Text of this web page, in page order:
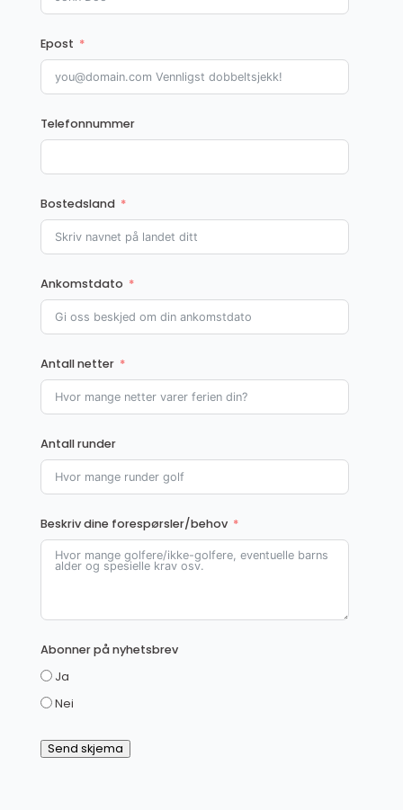
Epost
Telefonnummer
Bostedsland
Ankomstdato
Antall netter
Antall runder
Beskriv dine forespørsler/behov
Abonner på nyhetsbrev
Ja
Nei
Send skjema